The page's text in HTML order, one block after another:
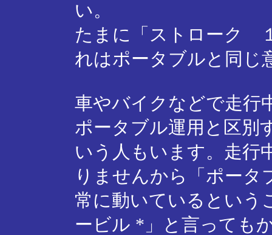
い。
たまに「ストローク
れはポータブルと同じ
車やバイクなどで走行
ポータブル運用と区
いう人もいます。走行
りませんから「ポー
常に動いているという
ービル *」と言っても